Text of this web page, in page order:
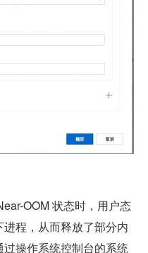
OOM 状态时，用户态
程，从而释放了部分内
操作系统控制台的系统